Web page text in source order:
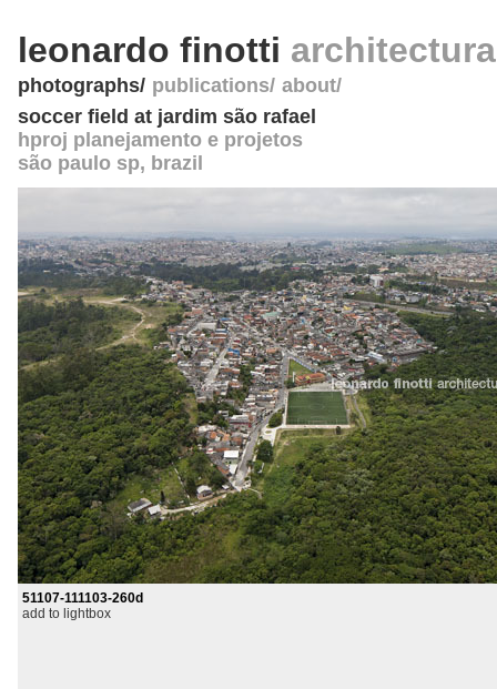
leonardo finotti
photographs publications about
soccer field at jardim são rafael
hproj planejamento e projetos
são paulo sp, brazil
51107-111103-260d
add to lightbox